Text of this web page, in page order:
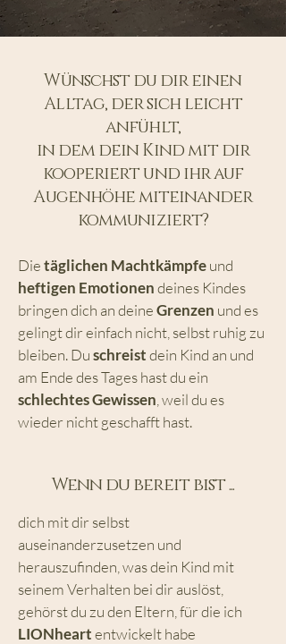
Wünschst du dir einen
Alltag, der sich leicht
anfühlt,
in dem dein Kind mit dir
kooperiert und ihr auf
Augenhöhe miteinander
kommuniziert?
Dietäglichen Machtkämpfeund
heftigen Emotionendeines Kindes
bringen dich an deineGrenzen und es
gelingt dir einfach nicht, selbst ruhig zu
bleiben. Duschreistdein Kind an und
am Ende des Tages hast du ein
schlechtes Gewissen , weil du es
wieder nicht geschafft hast.
Wenn du bereit bist ...
dich mit dir selbst
auseinanderzusetzen und
herauszufinden, was dein Kind mit
seinem Verhalten bei dir auslöst,
gehörst du zu den Eltern, für die ich
LIONheartentwickelt habe